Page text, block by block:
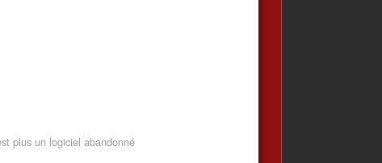
plus un logiciel abandonné